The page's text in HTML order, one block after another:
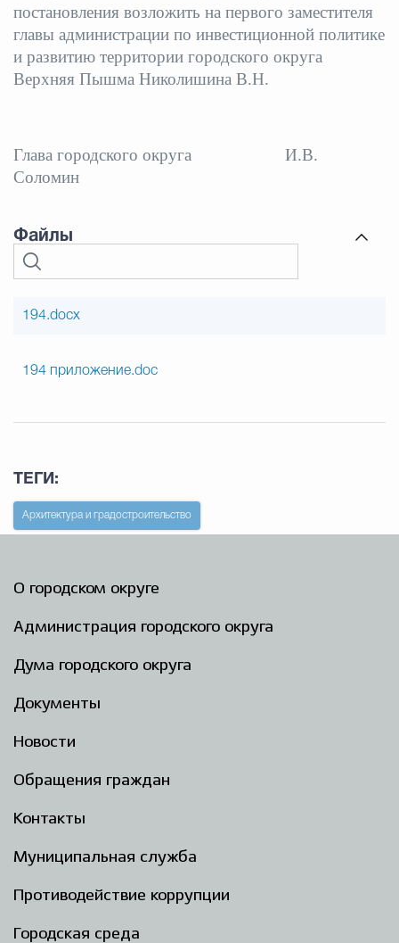
постановления возложить на первого заместителя
главы администрации по инвестиционной политике
и развитию территории городского округа
Верхняя Пышма Николишина В.Н.
Глава городского округа И.В.
Соломин
Файлы
194.docx
194 приложение.doc
ТЕГИ:
Архитектура и градостроительство
О городском округе
Администрация городского округа
Дума городского округа
Документы
Новости
Обращения граждан
Контакты
Муниципальная служба
Противодействие коррупции
Городская среда